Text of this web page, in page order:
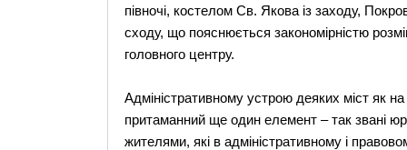
пiвночi, костелом Cв. Якова iз заходу,
сходу, що пояснюється закономiрнiстю
головного центру.
Адміністративному устрою деяких міст як
притаманний ще один елемент – так звані
жителями, які в адміністративному і